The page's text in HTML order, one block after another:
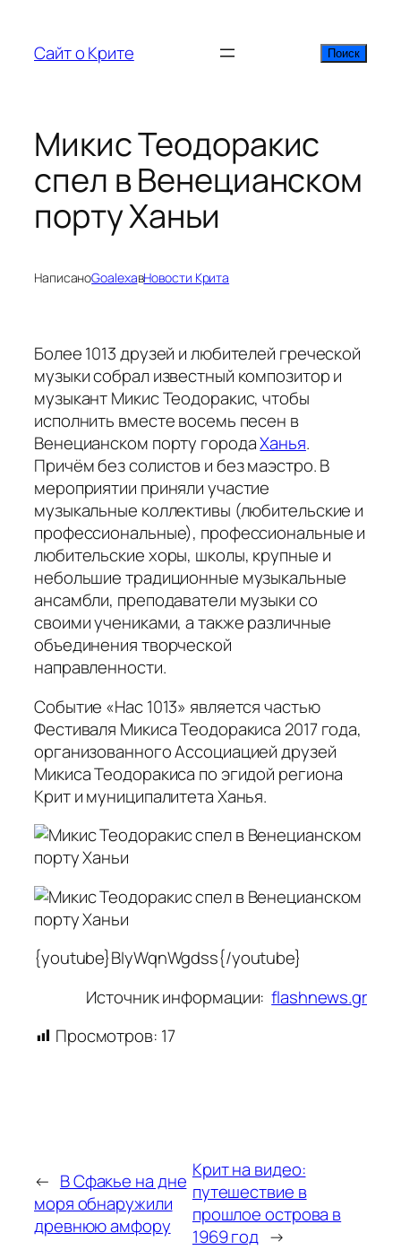
содержимому
Сайт о Крите Поиск
Поиск
Микис Теодоракис
спел в Венецианском
порту Ханьи
НаписаноGoalexaвНовости Крита
Более 1013 друзей и любителей греческой
музыки собрал известный композитор и
музыкант Микис Теодоракис, чтобы
исполнить вместе восемь песен в
Венецианском порту городаХанья.
Причём без солистов и без маэстро. В
мероприятии приняли участие
музыкальные коллективы (любительские и
профессиональные), профессиональные и
любительские хоры, школы, крупные и
небольшие традиционные музыкальные
ансамбли, преподаватели музыки со
своими учениками, а также различные
объединения творческой
направленности.
Событие «Нас 1013» является частью
Фестиваля Микиса Теодоракиса 2017 года,
организованного Ассоциацией друзей
Микиса Теодоракиса по эгидой региона
Крит и муниципалитета Ханья.
{youtube}BIyWqnWgdss{/youtube}
Источник информации:flashnews.gr
Просмотров: 17
← В Сфакье на дне
моря обнаружили
древнюю амфору
Крит на видео:
путешествие в
прошлое острова в
1969 год →